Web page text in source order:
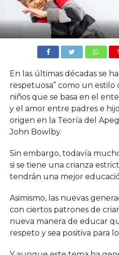
En las últimas décadas se
respetuosa” como un estilo
niños que se basa en el
y el amor entre padres e
origen en la Teoría del
John Bowlby.
Sin embargo, todavía
si se tiene una crianza
tendrán una mejor
Asimismo, las nuevas
con ciertos patrones de
nueva manera de educar
respeto y sea positiva para